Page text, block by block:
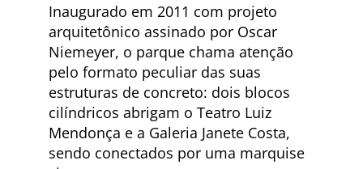
Inaugurado em 2011 com projeto
arquitetônico assinado por Oscar
Niemeyer, o parque chama atenção
pelo formato peculiar das suas
estruturas de concreto: dois blocos
cilíndricos abrigam o Teatro Luiz
Mendonça e a Galeria Janete Costa,
sendo conectados por uma marquise